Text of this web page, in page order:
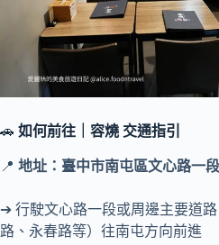
🚗 如何前往｜ 容燒 交通指引
📍 地址：臺中市南屯區文心路一
➔ 行駛文心路一段或周邊主要道
路、永春路等）往南屯方向前進